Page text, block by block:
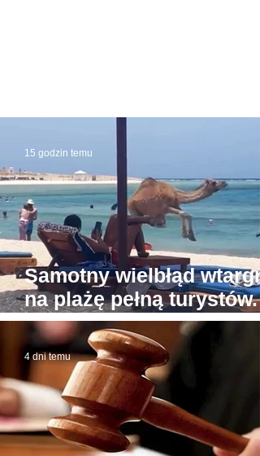
Samotny wielbłąd
na plażę pełną turystów.
Zrobiło się groźnie
15 godzin temu
4 dni temu